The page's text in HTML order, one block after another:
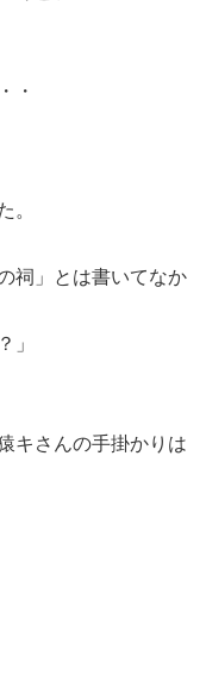
・
。
祠」とは書いてなか
」
キさんの手掛かりは